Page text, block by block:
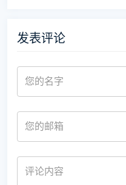
发表评论